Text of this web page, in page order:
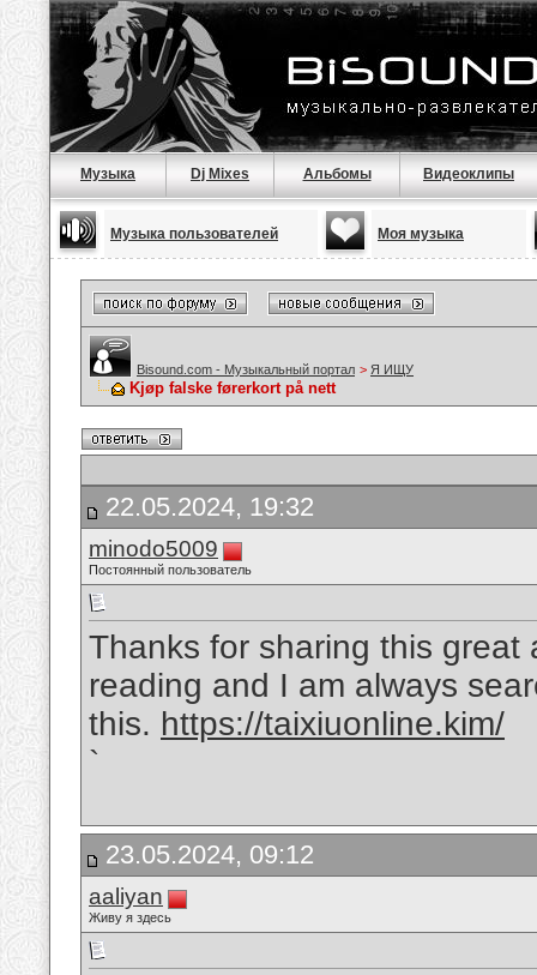
Музыка Dj Mixes Альбомы Видеоклипы
Музыка пользователей Моя музыка
Bisound.com - Музыкальный портал > Я ИЩУ
Kjøp falske førerkort på nett
22.05.2024, 19:32
minodo5009
Постоянный пользователь
Thanks for sharing this great
reading and I am always
this. https://taixiuonline.kim/
`
23.05.2024, 09:12
aaliyan
Живу я здесь